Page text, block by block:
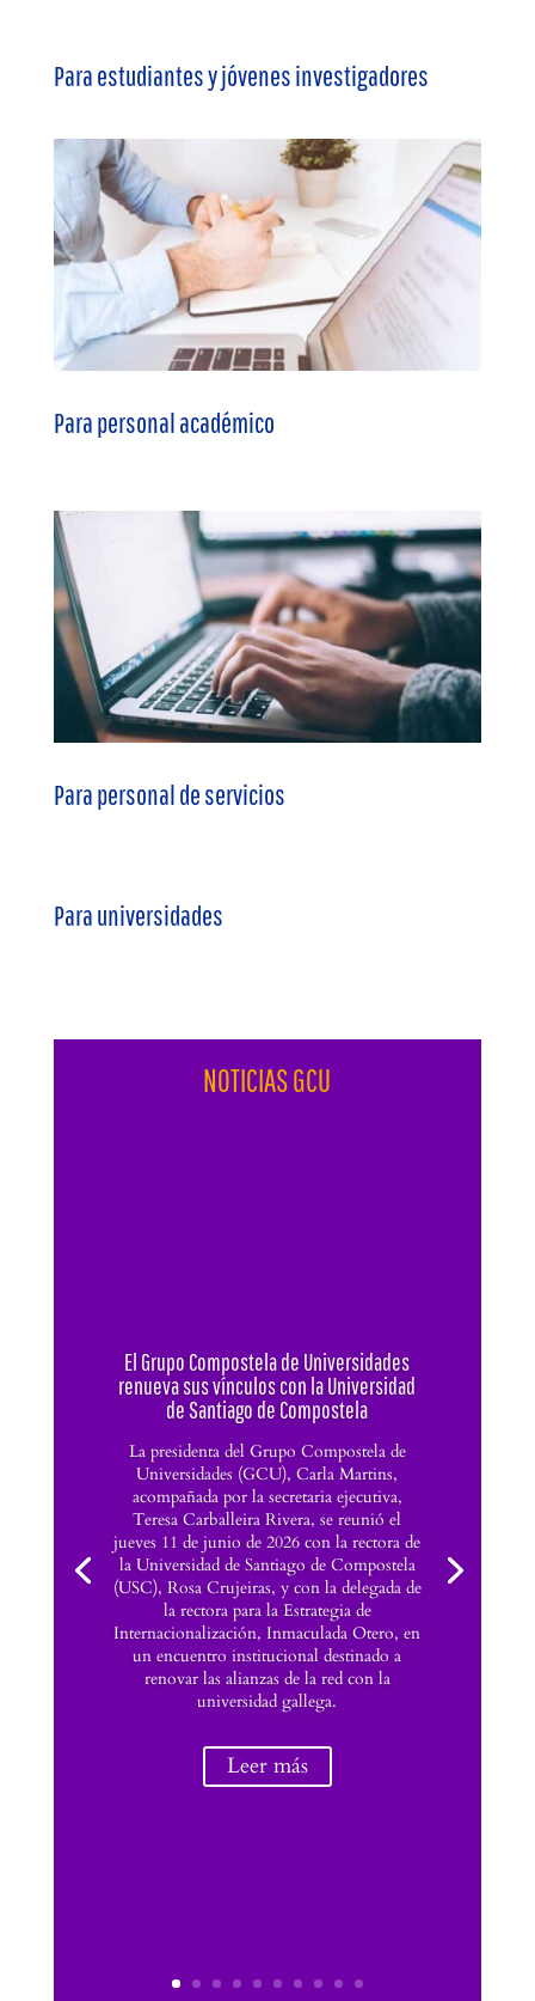
Para estudiantes y jóvenes investigadores
Para personal académico
Para personal de servicios
Para universidades
NOTICIAS GCU
El Grupo Compostela de Universidades
renueva sus vínculos con la Universidad
de Santiago de Compostela
La presidenta del Grupo Compostela de
Universidades (GCU), Carla Martins,
acompañada por la secretaria ejecutiva,
Teresa Carballeira Rivera, se reunió el
jueves 11 de junio de 2026 con la rectora de
la Universidad de Santiago de Compostela
(USC), Rosa Crujeiras, y con la delegada de
la rectora para la Estrategia de
Internacionalización, Inmaculada Otero, en
un encuentro institucional destinado a
renovar las alianzas de la red con la
universidad gallega.
Leer más